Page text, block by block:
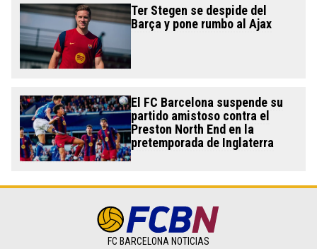
Ter Stegen se despide del
Barça y pone rumbo al Ajax
El FC Barcelona suspende su
partido amistoso contra el
Preston North End en la
pretemporada de Inglaterra
FC BARCELONA NOTICIAS